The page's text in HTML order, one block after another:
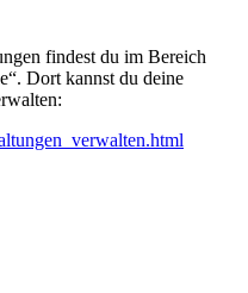
findest du im Bereich
Dort kannst du deine